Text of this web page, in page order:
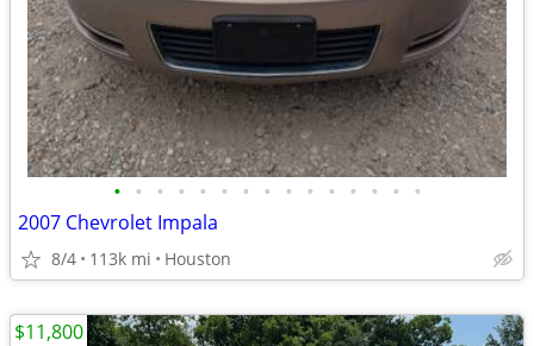
• • • • • • • • • • • • • • •
2007 Chevrolet Impala
8/4 113k mi Houston
$11,800